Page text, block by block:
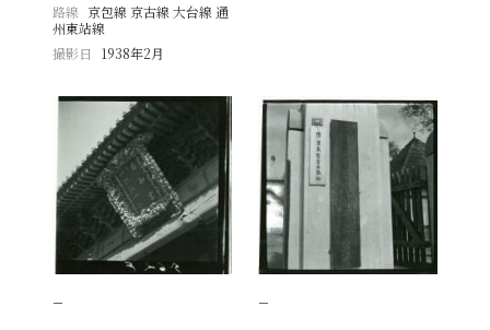
路線 京包線 京古線 大台線 通
州東站線
撮影日
1938年2月
− −